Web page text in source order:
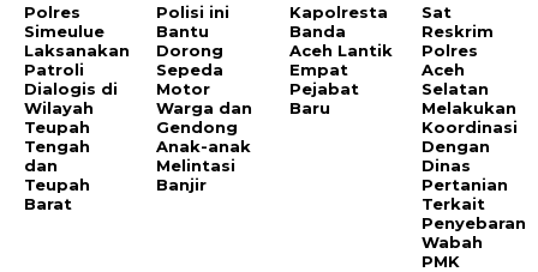
Polres
Simeulue
Laksanakan
Patroli
Dialogis di
Wilayah
Teupah
Tengah
dan
Teupah
Barat
Polisi ini
Bantu
Dorong
Sepeda
Motor
Warga dan
Gendong
Anak-anak
Melintasi
Banjir
Kapolresta
Banda
Aceh Lantik
Empat
Pejabat
Baru
Sat
Reskrim
Polres
Aceh
Selatan
Melakukan
Koordinasi
Dengan
Dinas
Pertanian
Terkait
Penyebaran
Wabah
PMK